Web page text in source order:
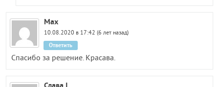
Max
10.08.2020 в 17:42 (6 лет назад)
Спасибо за решение. Красава.
Ответить